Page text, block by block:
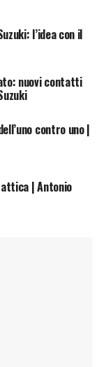
l’idea con il
nuovi contatti
contro uno |
| Antonio